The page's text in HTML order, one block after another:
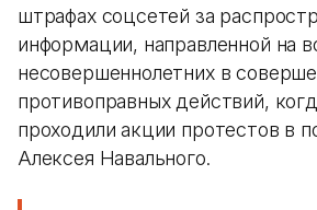
штрафах соцсетей за
информации, направленной на
несовершеннолетних в
противоправных действий,
проходили акции протестов в
Алексея Навального.